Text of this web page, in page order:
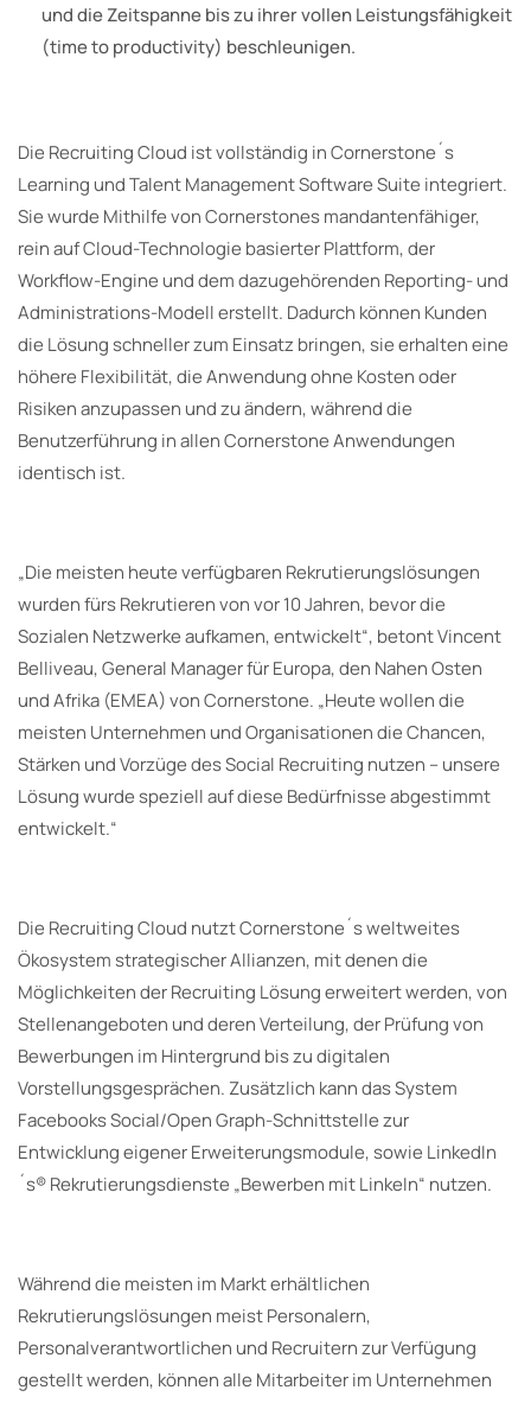
und die Zeitspanne bis zu ihrer vollen Leistungsfähigkeit
(time to productivity) beschleunigen.
Die Recruiting Cloud ist vollständig in Cornerstone´s
Learning und Talent Management Software Suite integriert.
Sie wurde Mithilfe von Cornerstones mandantenfähiger,
rein auf Cloud-Technologie basierter Plattform, der
Workflow-Engine und dem dazugehörenden Reporting- und
Administrations-Modell erstellt. Dadurch können Kunden
die Lösung schneller zum Einsatz bringen, sie erhalten eine
höhere Flexibilität, die Anwendung ohne Kosten oder
Risiken anzupassen und zu ändern, während die
Benutzerführung in allen Cornerstone Anwendungen
identisch ist.
„Die meisten heute verfügbaren Rekrutierungslösungen
wurden fürs Rekrutieren von vor 10 Jahren, bevor die
Sozialen Netzwerke aufkamen, entwickelt“, betont Vincent
Belliveau, General Manager für Europa, den Nahen Osten
und Afrika (EMEA) von Cornerstone. „Heute wollen die
meisten Unternehmen und Organisationen die Chancen,
Stärken und Vorzüge des Social Recruiting nutzen – unsere
Lösung wurde speziell auf diese Bedürfnisse abgestimmt
entwickelt.“
Die Recruiting Cloud nutzt Cornerstone´s weltweites
Ökosystem strategischer Allianzen, mit denen die
Möglichkeiten der Recruiting Lösung erweitert werden, von
Stellenangeboten und deren Verteilung, der Prüfung von
Bewerbungen im Hintergrund bis zu digitalen
Vorstellungsgesprächen. Zusätzlich kann das System
Facebooks Social/Open Graph-Schnittstelle zur
Entwicklung eigener Erweiterungsmodule, sowie LinkedIn
´s® Rekrutierungsdienste „Bewerben mit LinkeIn“ nutzen.
Während die meisten im Markt erhältlichen
Rekrutierungslösungen meist Personalern,
Personalverantwortlichen und Recruitern zur Verfügung
gestellt werden, können alle Mitarbeiter im Unternehmen